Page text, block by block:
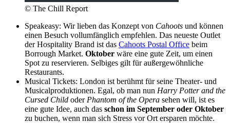
© The Chill Report
Speakeasy: Wir lieben das Konzept von Cahoots und können
einen Besuch vollumfänglich empfehlen. Das neueste Outlet
der Hospitality Brand ist das Cahoots Postal Office beim
Borrough Market. Oktober wäre eine gute Zeit, um einen
Spot zu reservieren. Selbiges gilt für außergewöhnliche
Restaurants.
Musical Tickets: London ist berühmt für seine Theater- und
Musicalproduktionen. Egal, ob man nun Harry Potter and the
Cursed Child oder Phantom of the Opera sehen will, ist es
eine gute Idee, auch das schon im September oder Oktober
zu buchen, wenn man sich Stress vor Ort ersparen möchte.